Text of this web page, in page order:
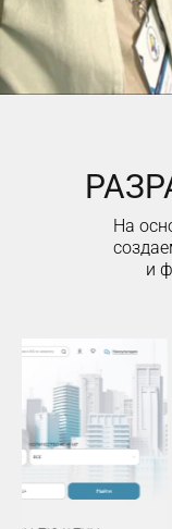
На
и